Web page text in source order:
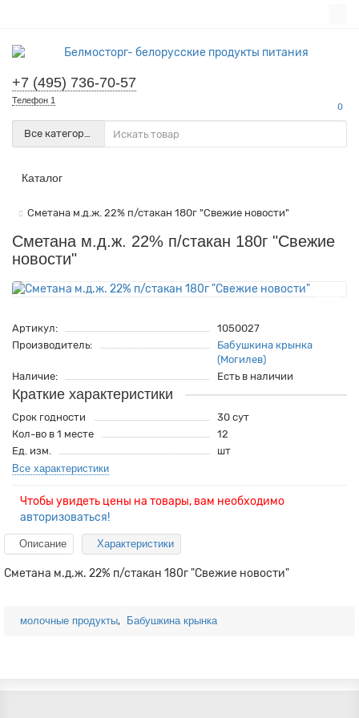
+7 (495) 736-70-57
Телефон 1
0
Все категории
Каталог
Сметана м.д.ж. 22% п/стакан 180г "Свежие новости"
Сметана м.д.ж. 22% п/стакан 180г "Свежие
новости"
Артикул:
1050027
Производитель:
Бабушкина крынка
(Могилев)
Наличие:
Есть в наличии
Краткие характеристики
Срок годности
30 сут
Кол-во в 1 месте
12
Ед. изм.
шт
Все характеристики
Чтобы увидеть цены на товары, вам необходимо
авторизоваться!
Описание Характеристики
Сметана м.д.ж. 22% п/стакан 180г "Свежие новости"
молочные продукты, Бабушкина крынка